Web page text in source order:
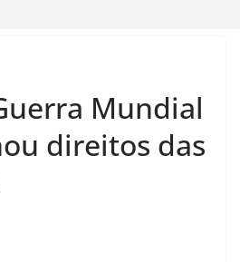
Mundial
direitos das